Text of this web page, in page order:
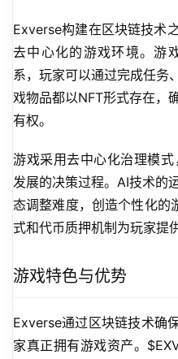
Exverse构建在区块链技术
去中心化的游戏环境。游
系，玩家可以通过完成任务
戏物品都以NFT形式存在，
有权。
游戏采用去中心化治理模
发展的决策过程。AI技术的
态调整难度，创造个性化的
式和代币质押机制为玩家提
游戏特色与优势
Exverse通过区块链技术确
家真正拥有游戏资产。